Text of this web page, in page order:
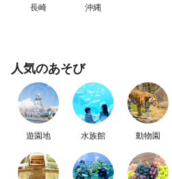
長崎 沖縄
人気のあそび
遊園地 水族館 動物園